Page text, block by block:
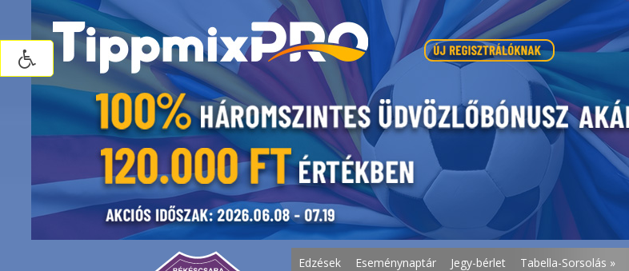
Edzések Eseménynaptár Jegy-bérlet Tabella-Sorsolás »